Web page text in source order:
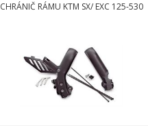
CHRÁNIČ RÁMU KTM SX/ EXC 125-530